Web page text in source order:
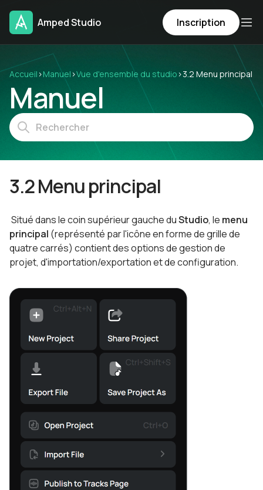
Amped Studio Inscription
Accueil ›Manuel ›Vue d'ensemble du studio ›3.2 Menu principal
Manuel
3.2 Menu principal
Situé dans le coin supérieur gauche duStudio, le menu
principal (représenté par l'icône en forme de grille de
quatre carrés) contient des options de gestion de
projet, d'importation/exportation et de configuration.